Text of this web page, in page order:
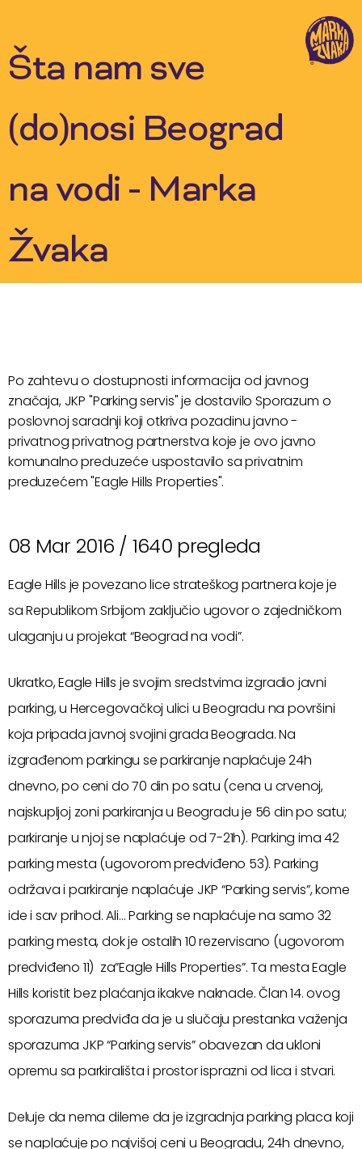
Šta nam sve
(do)nosi Beograd
na vodi - Marka
Žvaka
Po zahtevu o dostupnosti informacija od javnog
značaja, JKP "Parking servis" je dostavilo Sporazum o
poslovnoj saradnji koji otkriva pozadinu javno -
privatnog privatnog partnerstva koje je ovo javno
komunalno preduzeće uspostavilo sa privatnim
preduzećem "Eagle Hills Properties".
08 Mar 2016 / 1640 pregleda
Eagle Hills je povezano lice strateškog partnera koje je
sa Republikom Srbijom zaključio ugovor o zajedničkom
ulaganju u projekat “Beograd na vodi”.
Ukratko, Eagle Hills je svojim sredstvima izgradio javni
parking, u Hercegovačkoj ulici u Beogradu na površini
koja pripada javnoj svojini grada Beograda. Na
izgrađenom parkingu se parkiranje naplaćuje 24h
dnevno, po ceni do 70 din po satu (cena u crvenoj,
najskupljoj zoni parkiranja u Beogradu je 56 din po satu;
parkiranje u njoj se naplaćuje od 7-21h). Parking ima 42
parking mesta (ugovorom predviđeno 53). Parking
održava i parkiranje naplaćuje JKP “Parking servis”, kome
ide i sav prihod. Ali… Parking se naplaćuje na samo 32
parking mesta, dok je ostalih 10 rezervisano (ugovorom
predviđeno 11) za”Eagle Hills Properties”. Ta mesta Eagle
Hills koristit bez plaćanja ikakve naknade. Član 14. ovog
sporazuma predviđa da je u slučaju prestanka važenja
sporazuma JKP “Parking servis” obavezan da ukloni
opremu sa parkirališta i prostor isprazni od lica i stvari.
Deluje da nema dileme da je izgradnja parking placa koji
se naplaćuje po najvišoj ceni u Beogradu, 24h dnevno,